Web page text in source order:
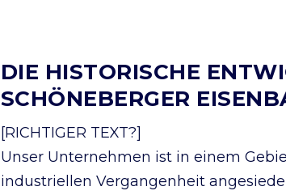
DIE HISTORISCHE
SCHÖNEBERGER
[RICHTIGER TEXT?]
Unser Unternehmen ist in einem
industriellen Vergangenheit